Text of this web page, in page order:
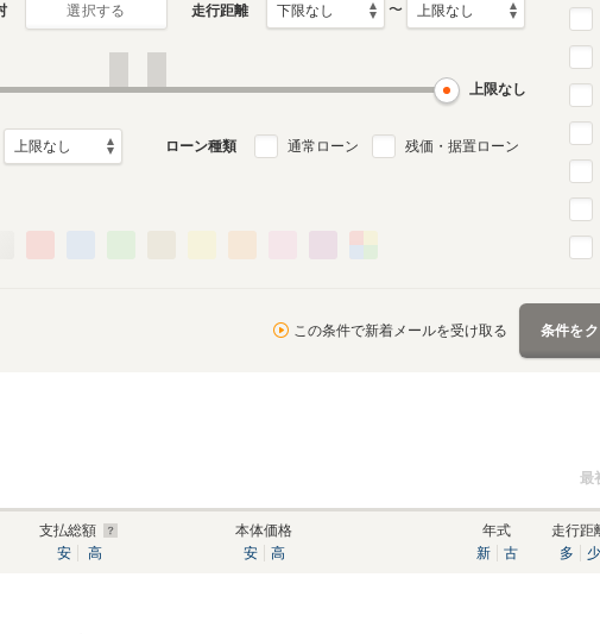
選択する 走行距離 〜
上限なし
ローン種類 通常ローン 残価・据置ローン
この条件で新着メールを受け取る 条件を
最
支払総額
安
高
本体価格
安
高
年式
新
古
走行距
多
少